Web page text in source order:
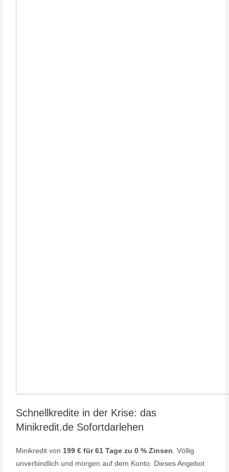
Schnellkredite in der Krise: das
Minikredit.de Sofortdarlehen
Minikredit von 199 € für 61 Tage zu 0 % Zinsen. Völlig
unverbindlich und morgen auf dem Konto. Dieses Angebot